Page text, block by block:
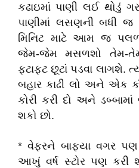
કઢાઇમાં પાણી લઈ થોડું
પાણીમાં લસણની બધી
મિનિટ માટે આમ જ
જેમ-જેમ મસળશો તેમ-
ફટાફટ છૂટાં પડવા લાગશે.
બહાર કાઢી લો અને એક
કોરી કરી દો અને ડબ્બામાં
શકો છો.
* વેફરને બાફ્યા વગર
આખું વર્ષ સ્ટોર પણ કરી